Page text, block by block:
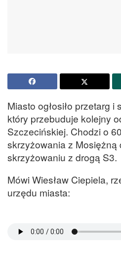
Miasto ogłosiło przetarg
który przebuduje kolejny
Szczecińskiej. Chodzi o
skrzyżowania z Mosiężną
skrzyżowaniu z drogą S3.
Mówi Wiesław Ciepiela,
urzędu miasta: